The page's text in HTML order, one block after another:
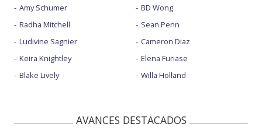
Amy Schumer
Radha Mitchell
Ludivine Sagnier
Keira Knightley
Blake Lively
BD Wong
Sean Penn
Cameron Diaz
Elena Furiase
Willa Holland
AVANCES DESTACADOS